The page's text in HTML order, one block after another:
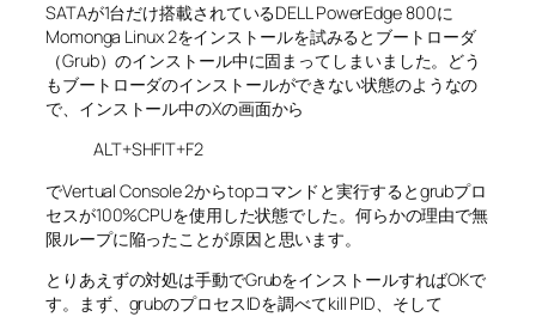
SATAが1台だけ搭載されているDELL PowerEdge 800に
Momonga Linux 2をインストールを試みるとブートローダ
（Grub）のインストール中に固まってしまいました。どう
もブートローダのインストールができない状態のようなの
で、インストール中のXの画面から
ALT+SHFIT+F2
でVertual Console 2からtopコマンドと実行するとgrubプロ
セスが100%CPUを使用した状態でした。何らかの理由で無
限ループに陥ったことが原因と思います。
とりあえずの対処は手動でGrubをインストールすればOKで
す。まず、grubのプロセスIDを調べてkill PID、そして